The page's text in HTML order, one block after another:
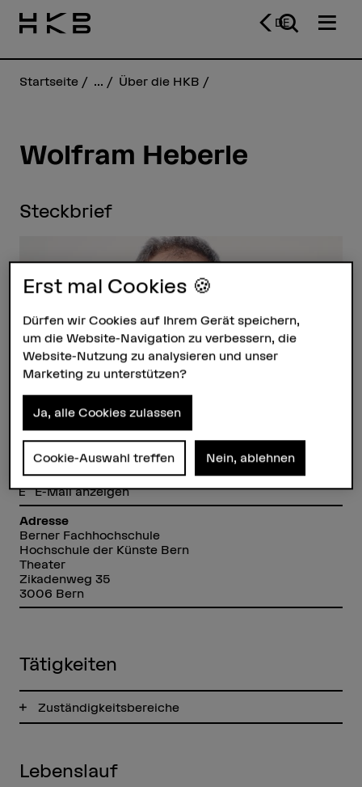
DE
Startseite ... Über die HKB
Wolfram Heberle
Steckbrief
Wolfram Heberle
Kontakt
+41 31 848 49 93
E-Mail anzeigen
Adresse
Berner Fachhochschule
Hochschule der Künste Bern
Theater
Zikadenweg 35
3006 Bern
Tätigkeiten
Zuständigkeitsbereiche
Lebenslauf
Erst mal Cookies 🍪
Dürfen wir Cookies auf Ihrem Gerät speichern,
um die Website-Navigation zu verbessern, die
Website-Nutzung zu analysieren und unser
Marketing zu unterstützen?
Ja, alle Cookies zulassen
Cookie-Auswahl treffen Nein, ablehnen